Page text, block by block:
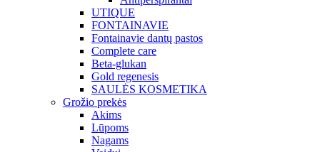
UTIQUE
FONTAINAVIE
Fontainavie dantų pastos
Complete care
Beta-glukan
Gold regenesis
SAULĖS KOSMETIKA
Grožio prekės
Akims
Lūpoms
Nagams